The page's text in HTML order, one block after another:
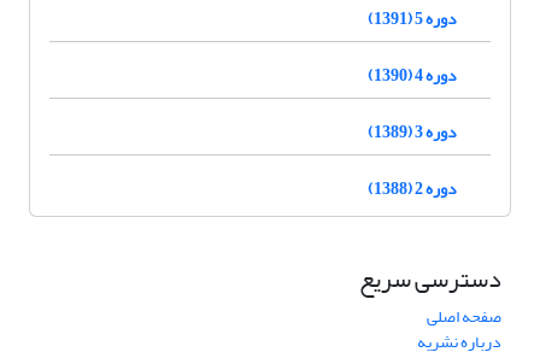
دوره 5 (1391)
دوره 4 (1390)
دوره 3 (1389)
دوره 2 (1388)
دسترسی سریع
صفحه اصلی
درباره نشریه